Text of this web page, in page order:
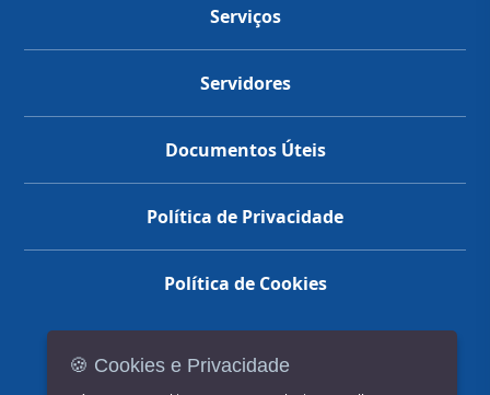
Serviços
Servidores
Documentos Úteis
Política de Privacidade
Política de Cookies
🍪 Cookies e Privacidade